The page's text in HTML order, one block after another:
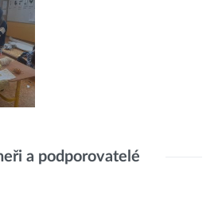
a podporovatelé